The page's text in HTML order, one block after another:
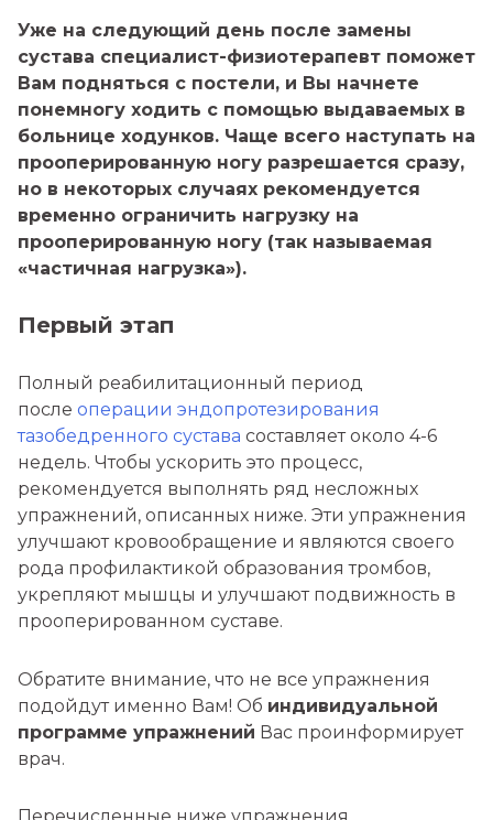
Эндопротезирование коленного
сустава
Эндопротезирование
тазобедренного сустава
Уже на следующий день после замены
сустава специалист-физиотерапевт поможет
Вам подняться с постели, и Вы начнете
понемногу ходить с помощью выдаваемых в
больнице ходунков. Чаще всего наступать на
прооперированную ногу разрешается сразу,
но в некоторых случаях рекомендуется
временно ограничить нагрузку на
прооперированную ногу (так называемая
«частичная нагрузка»).
Первый этап
Полный реабилитационный период
после операции эндопротезирования
тазобедренного сустава составляет около 4-6
недель. Чтобы ускорить это процесс,
рекомендуется выполнять ряд несложных
упражнений, описанных ниже. Эти упражнения
улучшают кровообращение и являются своего
рода профилактикой образования тромбов,
укрепляют мышцы и улучшают подвижность в
прооперированном суставе.
Обратите внимание, что не все упражнения
подойдут именно Вам! Об индивидуальной
программе упражнений Вас проинформирует
врач.